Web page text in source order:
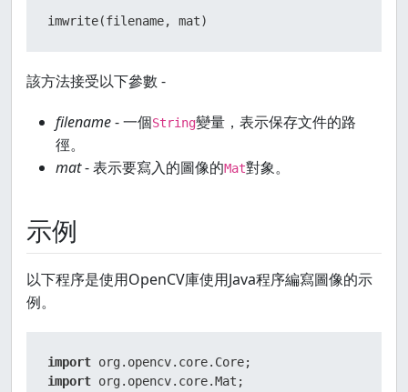
imwrite(filename, mat)
該方法接受以下參數 -
filename- 一個String變量，表示保存文件的路
徑。
mat- 表示要寫入的圖像的Mat對象。
示例
以下程序是使用OpenCV庫使用Java程序編寫圖像的示
例。
import
import